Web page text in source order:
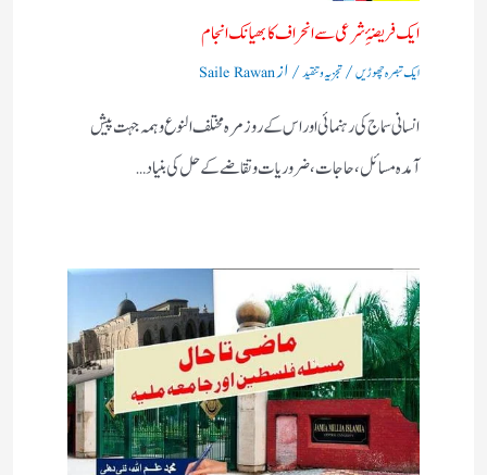
ایک فریضۂِ شرعی سے انحراف کا بھیانک انجام
ایک تبصرہ چھوڑیں/تجزیہ و تنقید/ ازSaile Rawan
انسانی سماج کی رہنمائی اور اس کے روز مرہ مختلف النوع وہمہ جہت پیش
آمدہ مسائل ، حاجات ، ضروریات وتقاضے کے حل کی بنیاد…